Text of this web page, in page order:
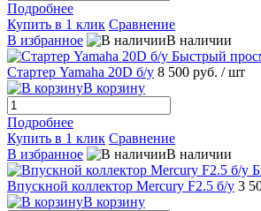
Подробнее
Купить в 1 клик Сравнение
В избранное
В наличии
Быстрый
Стартер Yamahа 20D б/у 8 500 руб. / шт
В корзину
Подробнее
Купить в 1 клик Сравнение
В избранное
В наличии
Впускной коллектор Mеrcury F2.5 б/у 3
В корзину